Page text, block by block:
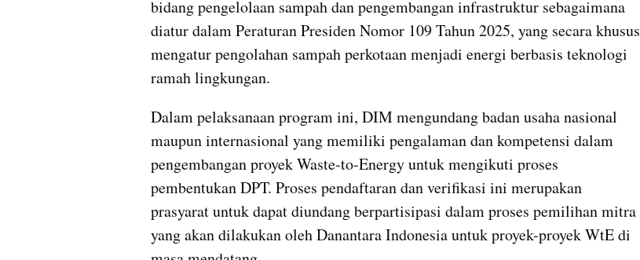
bidang pengelolaan sampah dan pengembangan infrastruktur sebagaimana
diatur dalam Peraturan Presiden Nomor 109 Tahun 2025, yang secara khusus
mengatur pengolahan sampah perkotaan menjadi energi berbasis teknologi
ramah lingkungan.
Dalam pelaksanaan program ini, DIM mengundang badan usaha nasional
maupun internasional yang memiliki pengalaman dan kompetensi dalam
pengembangan proyek Waste-to-Energy untuk mengikuti proses
pembentukan DPT. Proses pendaftaran dan verifikasi ini merupakan
prasyarat untuk dapat diundang berpartisipasi dalam proses pemilihan mitra
yang akan dilakukan oleh Danantara Indonesia untuk proyek-proyek WtE di